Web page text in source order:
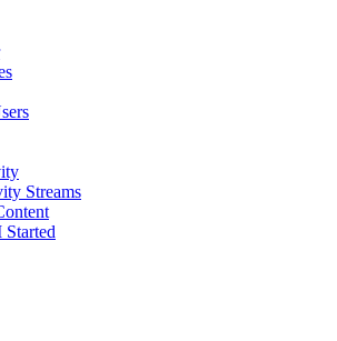
Streams
Started